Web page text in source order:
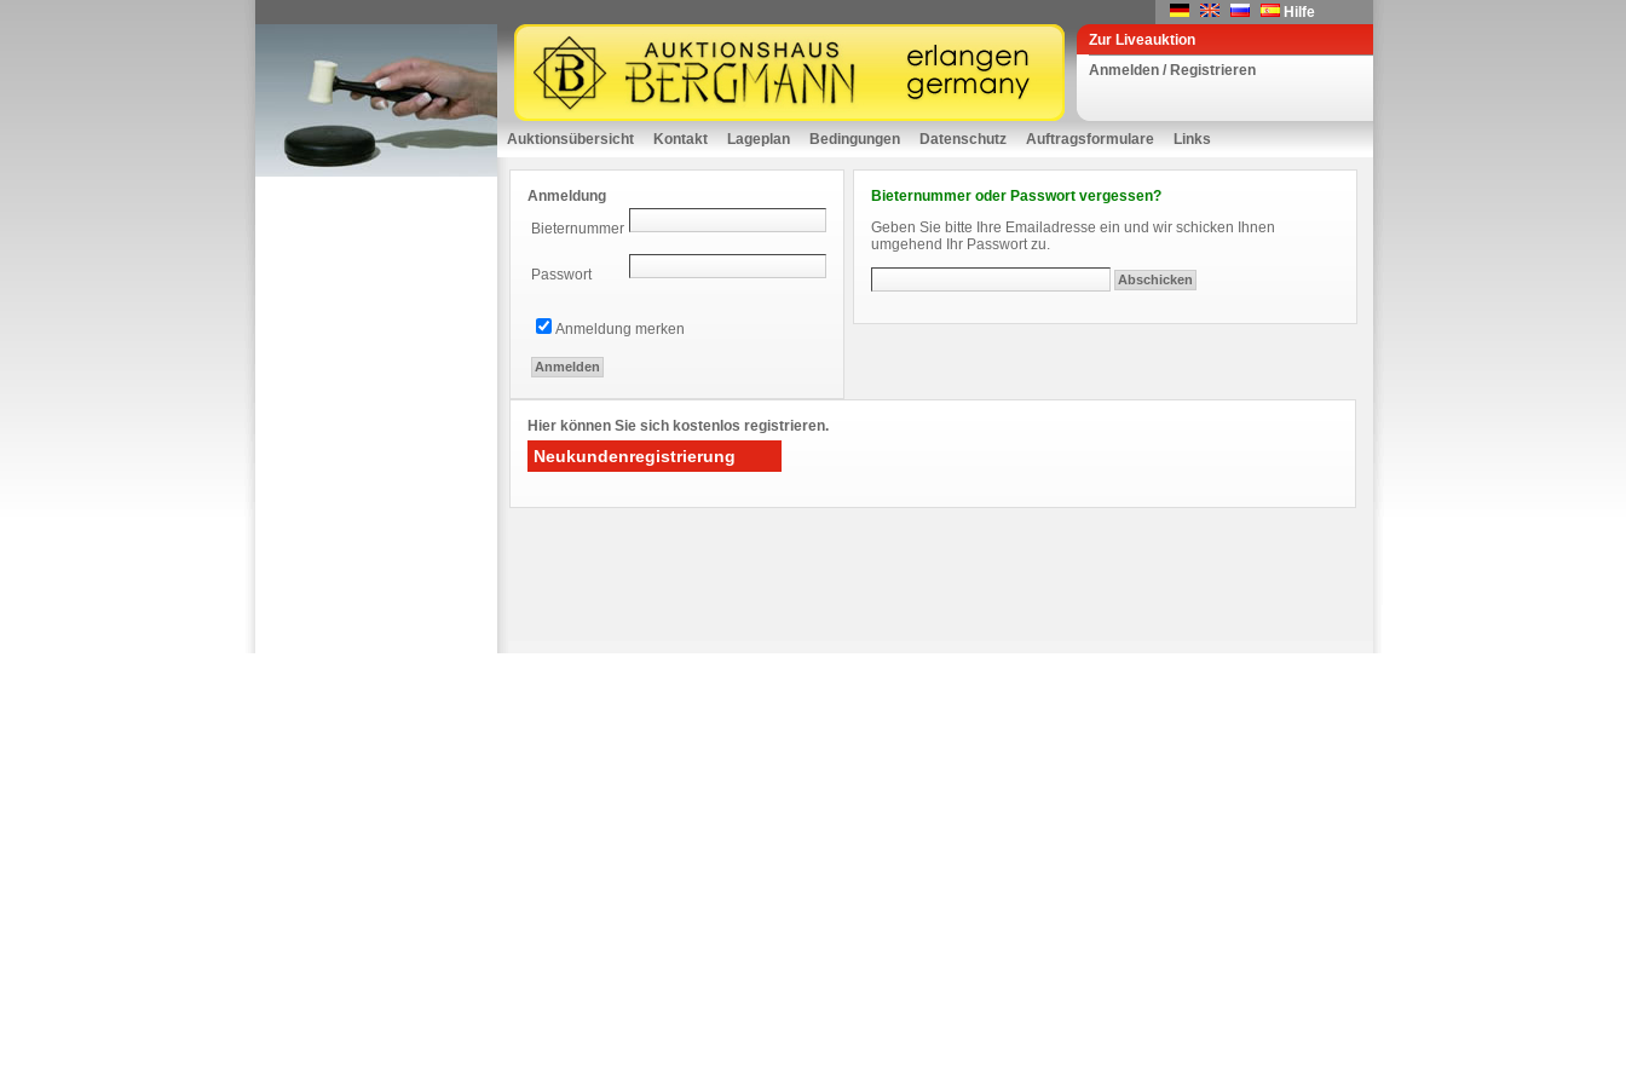
Hilfe
Zur Liveauktion
Anmelden / Registrieren
Auktionsübersicht Kontakt Lageplan Bedingungen Datenschutz Auftragsformulare Links
Anmeldung
Bieternummer
Passwort
Anmeldung merken
Bieternummer oder Passwort vergessen?
Geben Sie bitte Ihre Emailadresse ein und wir schicken Ihnen
umgehend Ihr Passwort zu.
Hier können Sie sich kostenlos registrieren.
Neukundenregistrierung